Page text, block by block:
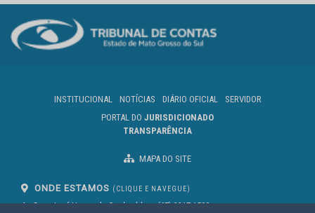
INSTITUCIONAL NOTÍCIAS DIÁRIO OFICIAL
SERVIDOR
PORTAL DO JURISDICIONADO
TRANSPARÊNCIA
MAPA DO SITE
ONDE ESTAMOS (CLIQUE E NAVEGUE)
Av. Des. José Nunes da Cunha, bloco(67) 3317-1500